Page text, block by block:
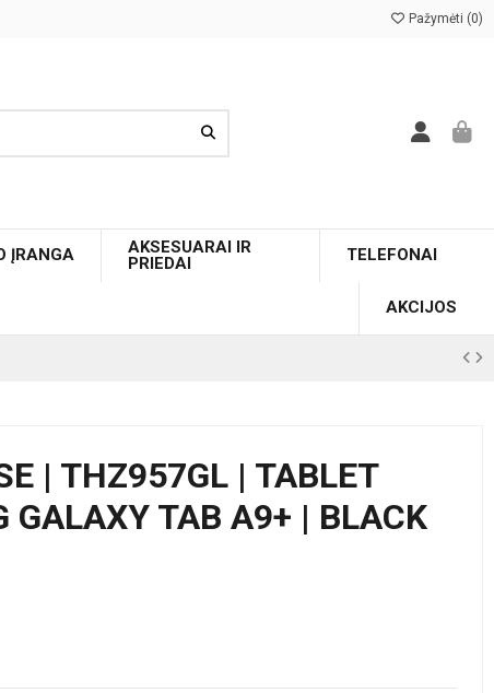
Pažymėti (0)
ĮRANGA
AKSESUARAI IR
PRIEDAI
TELEFONAI
AKCIJOS
| THZ957GL | TABLET
GALAXY TAB A9+ | BLACK